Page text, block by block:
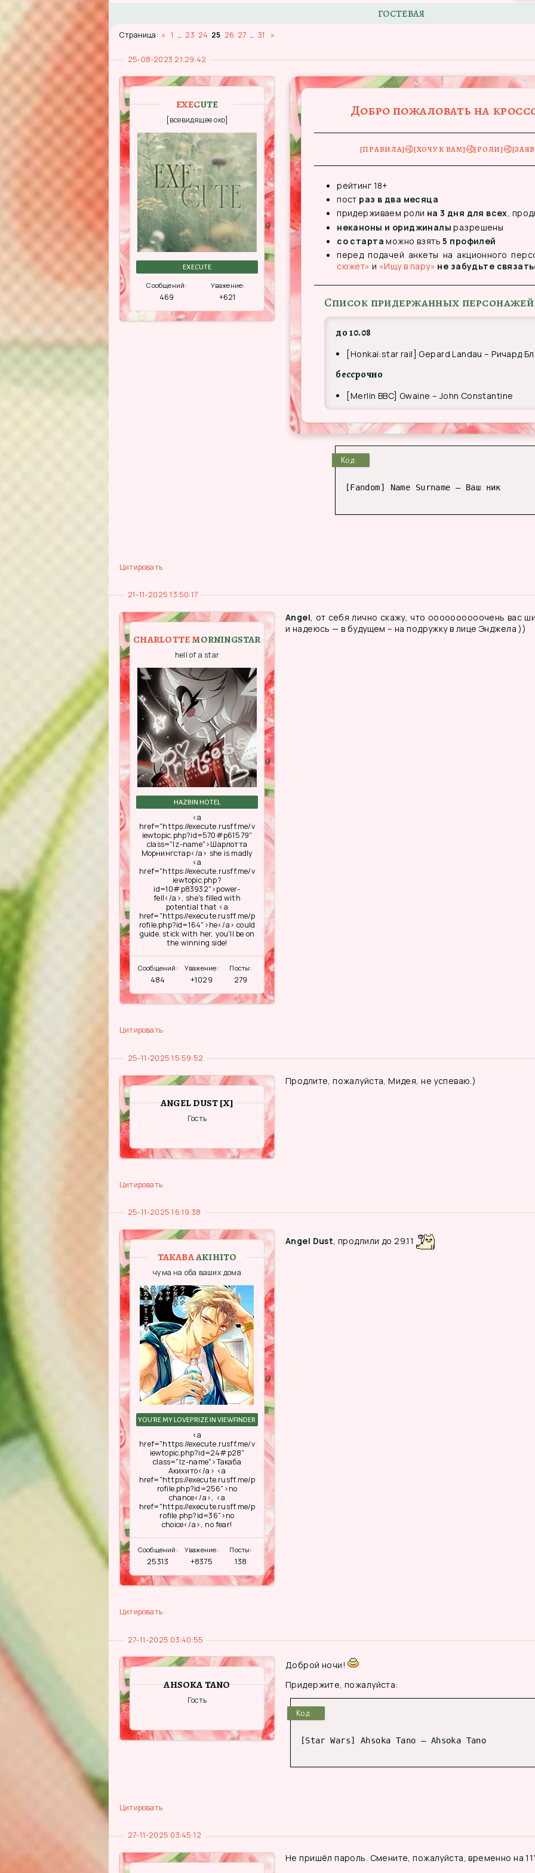
ГОСТЕВАЯ
Страница: « 1 … 23 24 25 26 27 … 31 »
25-08-2023 21:29:42
EXECUTE
[всевидящее око]
EXECUTE
Сообщений:
469
Уважение:
+621
Добро пожаловать на
[ПРАВИЛА]࿋[ХОЧУ К ВАМ]࿋[РОЛИ]࿋
рейтинг 18+
пост раз в два месяца
придерживаем роли на 3 дня для всех,
неканоны и ориджиналы разрешены
со старта можно взять5 профилей
перед подачей анкеты на акционного
сюжет» и «Ищу в пару» не забудьте
Список придержанных
до 10.08
[Honkai:star rail] Gepard Landau – Ричард
бессрочно
[Merlin BBC] Gwaine – John Constantine
Код:
[Fandom] Name Surname – Ваш ник
Цитировать
21-11-2025 13:50:17
CHARLOTTE MORNINGSTAR
hell of a star
HAZBIN HOTEL
<a
href="https://execute.rusff.me/v
iewtopic.php?id=570#p61579"
class="lz-name">Шарлотта
Морнингстар</a> she is madly
<a
href="https://execute.rusff.me/v
iewtopic.php?
id=10#p83932">power-
fell</a>, she's filled with
potential that <a
href="https://execute.rusff.me/p
rofile.php?id=164">he</a> could
guide. stick with her, you'll be on
the winning side!
Сообщений:
484
Уважение:
+1029
Посты:
279
Angel, от себя лично скажу, что оооооооооочень вас
и надеюсь — в будущем – на подружку в лице Энджела ))
Цитировать
25-11-2025 15:59:52
ANGEL DUST [X]
Гость
Продлите, пожалуйста, Мидея, не успеваю.)
Цитировать
25-11-2025 16:19:38
TAKABA AKIHITO
чума на оба ваших дома
YOU'RE MY LOVEPRIZE IN VIEWFINDER
<a
href="https://execute.rusff.me/v
iewtopic.php?id=24#p28"
class="lz-name">Такаба
Акихито</a> <a
href="https://execute.rusff.me/p
rofile.php?id=256">no
chance</a>, <a
href="https://execute.rusff.me/p
rofile.php?id=36">no
choice</a>, no fear!
Сообщений:
25313
Уважение:
+8375
Посты:
138
Angel Dust, продлили до 29.11
Цитировать
27-11-2025 03:40:55
AHSOKA TANO
Гость
Доброй ночи!
Придержите, пожалуйста:
Код:
[Star Wars] Ahsoka Tano – Ahsoka Tano
Цитировать
27-11-2025 03:45:12
Не пришёл пароль. Смените, пожалуйста, временно на